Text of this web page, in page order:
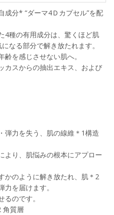
成分* “ダーマ4Ｄカプセル”を配
4種の有用成分は、驚くほど肌
なる部分で解き放たれます。
を感じさせない肌へ。
カスからの抽出エキス、および
弾力を失う、肌の線維＊1構造
より、肌悩みの根本にアプロー
かのように解き放たれ、肌＊2
を届けます。
のです。
角質層